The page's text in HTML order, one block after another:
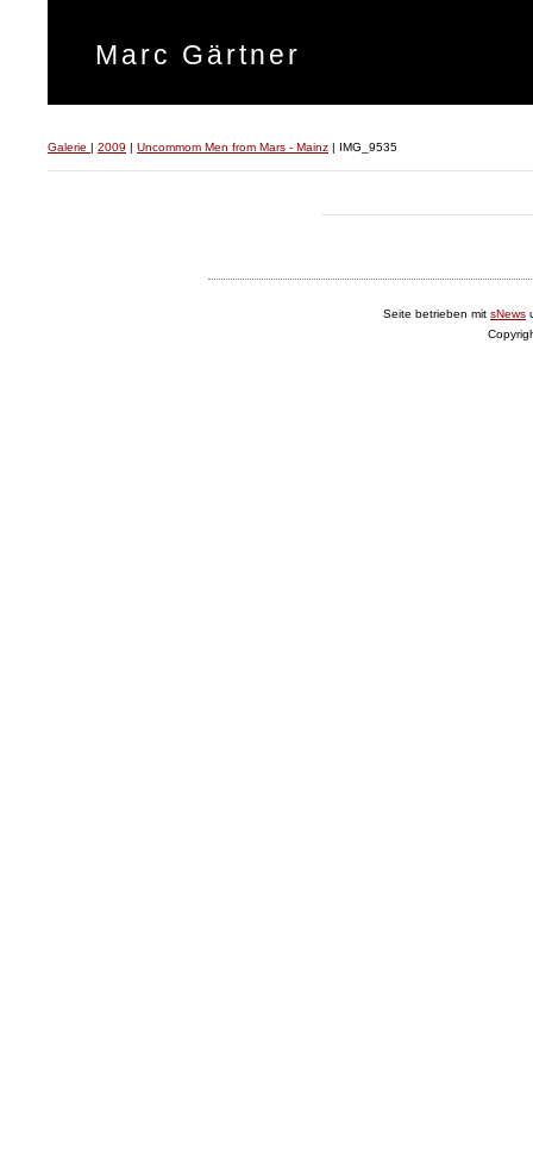
Marc Gärtner
Galerie | 2009 | Uncommom Men from Mars - Mainz | IMG_9535
Seite betrieben mit sNews